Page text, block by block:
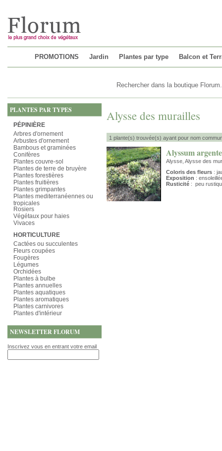
PROMOTIONS Jardin Plantes par type Balcon et
PLANTES PAR TYPES
PÉPINIÈRE
Arbres d'ornement
Arbustes d'ornement
Bambous et graminées
Conifères
Plantes couvre-sol
Plantes de terre de bruyère
Plantes forestières
Plantes fruitières
Plantes grimpantes
Plantes mediterranéennes ou
tropicales
Rosiers
Végétaux pour haies
Vivaces
HORTICULTURE
Cactées ou succulentes
Fleurs coupées
Fougères
Légumes
Orchidées
Plantes à bulbe
Plantes annuelles
Plantes aquatiques
Plantes aromatiques
Plantes carnivores
Plantes d'intérieur
NEWSLETTER FLORUM
Inscrivez vous en entrant votre email
Alysse des murailles
1 plante(s) trouvée(s) ayant pour nom
Alyssum
Alysse, Alysse des
Coloris des fleurs :
Exposition :
Rusticité : peu